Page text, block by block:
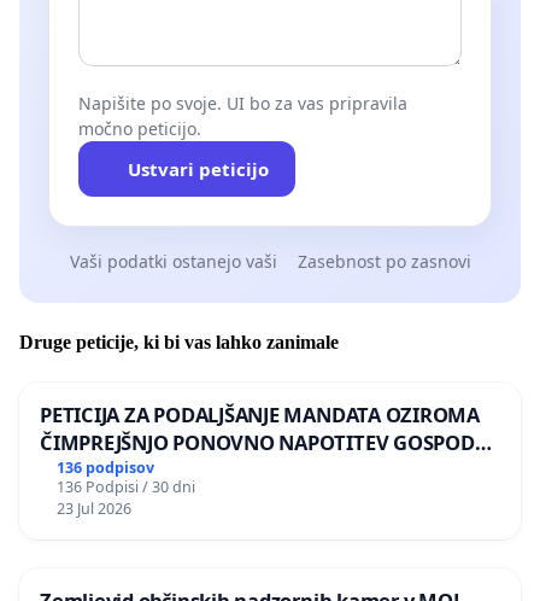
Napišite po svoje. UI bo za vas pripravila
močno peticijo.
Ustvari peticijo
Vaši podatki ostanejo vaši Zasebnost po zasnovi
Druge peticije, ki bi vas lahko zanimale
PETICIJA ZA PODALJŠANJE MANDATA OZIROMA
ČIMPREJŠNJO PONOVNO NAPOTITEV GOSPODA
BERNARDA ŠRAJNERJA NA VELEPOSLANIŠTVO
REPUBLIKE SLOVENIJE V MOSKVI
136 podpisov
136 Podpisi / 30 dni
23 Jul 2026